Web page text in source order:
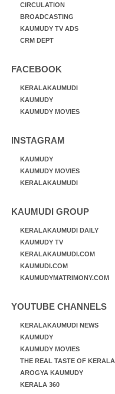
CIRCULATION
BROADCASTING
KAUMUDY TV ADS
CRM DEPT
FACEBOOK
KERALAKAUMUDI
KAUMUDY
KAUMUDY MOVIES
INSTAGRAM
KAUMUDY
KAUMUDY MOVIES
KERALAKAUMUDI
KAUMUDI GROUP
KERALAKAUMUDI DAILY
KAUMUDY TV
KERALAKAUMUDI.COM
KAUMUDI.COM
KAUMUDYMATRIMONY.COM
YOUTUBE CHANNELS
KERALAKAUMUDI NEWS
KAUMUDY
KAUMUDY MOVIES
THE REAL TASTE OF KERALA
AROGYA KAUMUDY
KERALA 360